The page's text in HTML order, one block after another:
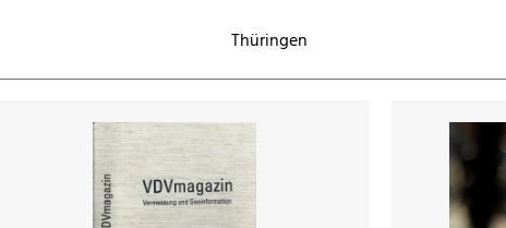
Thüringen